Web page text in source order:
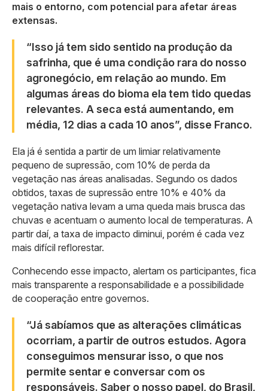
mais o entorno, com potencial para afetar áreas
extensas.
“Isso já tem sido sentido na produção da
safrinha, que é uma condição rara do nosso
agronegócio, em relação ao mundo. Em
algumas áreas do bioma ela tem tido quedas
relevantes. A seca está aumentando, em
média, 12 dias a cada 10 anos”, disse Franco.
Ela já é sentida a partir de um limiar relativamente
pequeno de supressão, com 10% de perda da
vegetação nas áreas analisadas. Segundo os dados
obtidos, taxas de supressão entre 10% e 40% da
vegetação nativa levam a uma queda mais brusca das
chuvas e acentuam o aumento local de temperaturas. A
partir daí, a taxa de impacto diminui, porém é cada vez
mais difícil reflorestar.
Conhecendo esse impacto, alertam os participantes, fica
mais transparente a responsabilidade e a possibilidade
de cooperação entre governos.
“Já sabíamos que as alterações climáticas
ocorriam, a partir de outros estudos. Agora
conseguimos mensurar isso, o que nos
permite sentar e conversar com os
responsáveis. Saber o nosso papel, do Brasil,